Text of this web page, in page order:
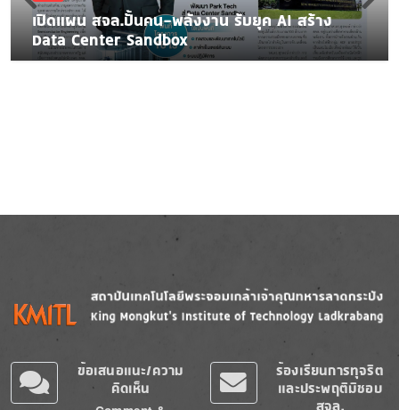
เปิดแผน สจล.ปั้นคน-พลังงาน รับยุค AI สร้าง
Data Center Sandbox
Image
ข้อเสนอแนะ/ความ
คิดเห็น
ร้องเรียนการทุจริต
และประพฤติมิชอบ
สจล.